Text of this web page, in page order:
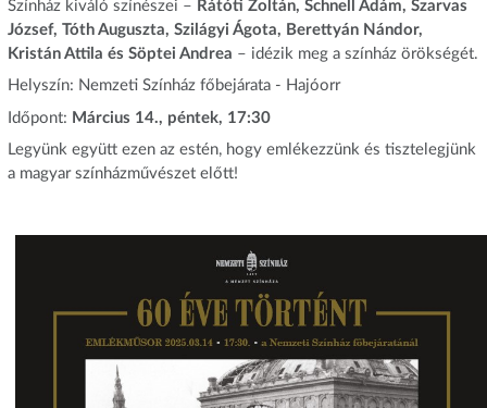
Színház kiváló színészei – Rátóti Zoltán, Schnell Ádám, Szarvas
József, Tóth Auguszta, Szilágyi Ágota, Berettyán Nándor,
Kristán Attila és Söptei Andrea – idézik meg a színház örökségét.
Helyszín: Nemzeti Színház főbejárata - Hajóorr
Időpont: Március 14., péntek, 17:30
Legyünk együtt ezen az estén, hogy emlékezzünk és tisztelegjünk
a magyar színházművészet előtt!